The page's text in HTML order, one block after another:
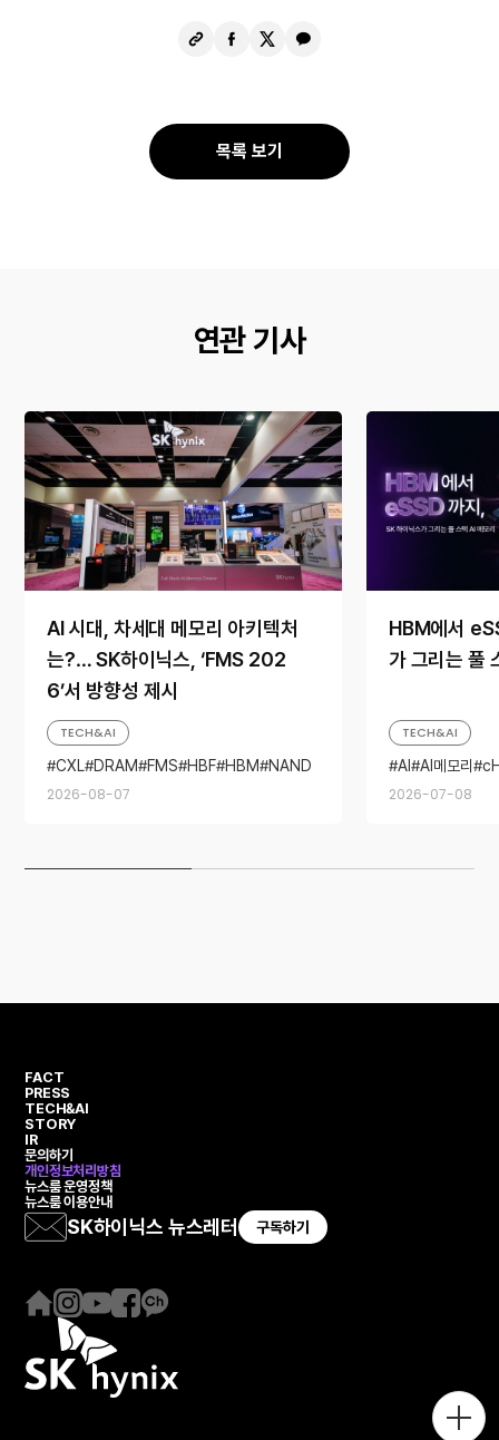
URL
페
공
X
카
목록 보기
연관 기사
AI 시대, 차세대 메모리 아키텍처
는?… SK하이닉스, ‘FMS 202
6’서 방향성 제시
2026-08-07
TECH&AI
CXL DRAM FMS HBF HBM
NAND
HBM에서
가 그리는 풀
2026-07-08
TECH&AI
AI
AI메모리
메
FACT
PRESS
TECH&AI
STORY
IR
문의하기
개인정보처리방침
뉴스룸 운영정책
뉴스룸 이용안내
SK하이닉스 뉴스레터 구독하기
홈
이
지
인
스
타
그
유
튜
브
페
스
북
카
채